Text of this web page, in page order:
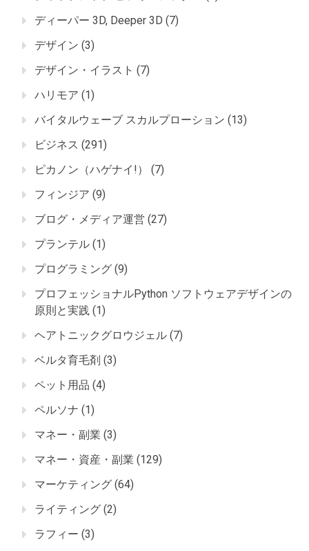
ディーパー 3D, Deeper 3D (7)
デザイン (3)
デザイン・イラスト (7)
ハリモア (1)
バイタルウェーブ スカルプローション (13)
ビジネス (291)
ピカノン（ハゲナイ!）
(7)
フィンジア (9)
ブログ・メディア運営 (27)
プランテル (1)
プログラミング (9)
プロフェッショナルPython ソフトウェアデザインの
原則と実践 (1)
ヘアトニックグロウジェル (7)
ベルタ育毛剤 (3)
ペット用品 (4)
ペルソナ (1)
マネー・副業 (3)
マネー・資産・副業 (129)
マーケティング (64)
ライティング (2)
ラフィー (3)